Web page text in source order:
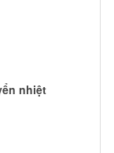
nhiệt